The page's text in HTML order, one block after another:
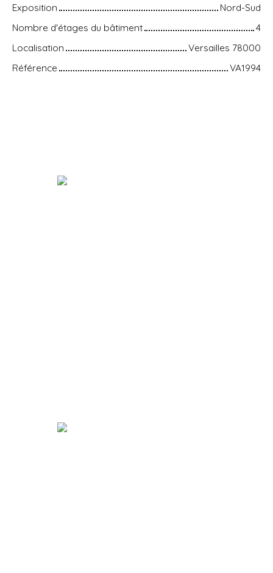
Exposition
Nord-Sud
Nombre d'étages du bâtiment
4
Localisation
Versailles 78000
Référence
VA1994